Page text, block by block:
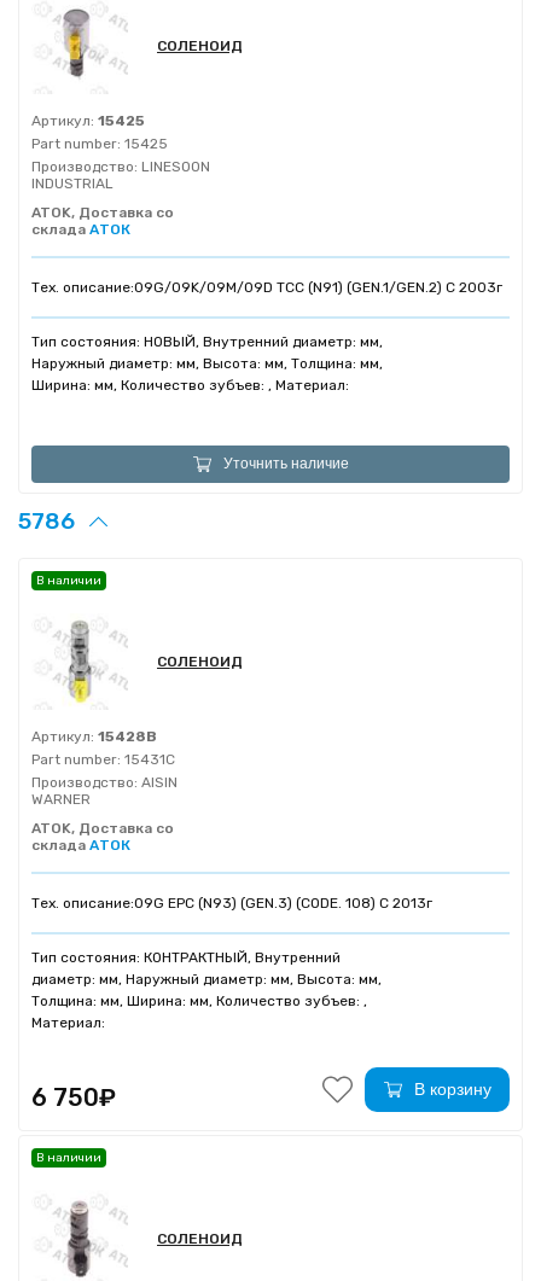
СОЛЕНОИД
Артикул: 15425
Part number: 15425
Производство: LINESOON
INDUSTRIAL
ATOK, Доставка со
склада АТОК
Тех. описание:09G/09K/09M/09D TCC (N91) (GEN.1/GEN.2) C 2003г
Тип состояния: НОВЫЙ, Внутренний диаметр: мм,
Наружный диаметр: мм, Высота: мм, Толщина: мм,
Ширина: мм, Количество зубъев: , Материал:
Уточнить наличие
5786
СОЛЕНОИД
Артикул: 15428B
Part number: 15431C
Производство: AISIN
WARNER
ATOK, Доставка со
склада АТОК
Тех. описание:09G EPC (N93) (GEN.3) (CODE. 108) С 2013г
Тип состояния: КОНТРАКТНЫЙ, Внутренний
диаметр: мм, Наружный диаметр: мм, Высота: мм,
Толщина: мм, Ширина: мм, Количество зубъев: ,
Материал:
В наличии
6 750₽ В корзину
СОЛЕНОИД
В наличии